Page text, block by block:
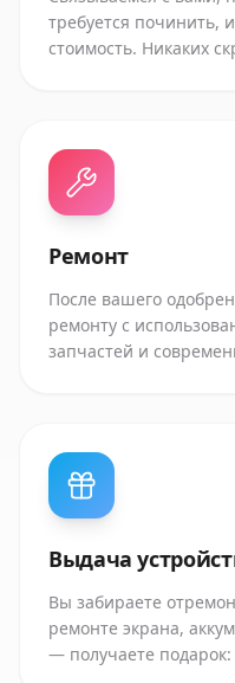
требуется починить,
стоимость. Никаких
Ремонт
После вашего
ремонту с
запчастей и
Выдача
Вы забираете
ремонте экрана,
— получаете подарок: